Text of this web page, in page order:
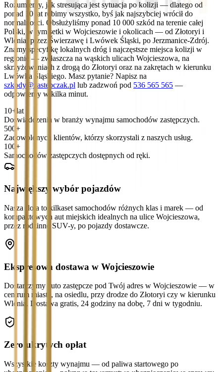
Rozumiemy, jak stresująca jest sytuacja po kolizji — dlatego od
ponad 10 lat robimy wszystko, byś jak najszybciej wrócił do
normalności. Obsłużyliśmy ponad 10 000 szkód na terenie całej
Polski, w tym setki w Wojcieszowie i okolicach — od Złotoryi i
Wlenia, przez Świerzawę i Lwówek Śląski, po Jerzmanice-Zdrój.
Znamy specyfikę lokalnych dróg i najczęstsze miejsca kolizji w
regionie — zwłaszcza na wąskich ulicach Wojcieszowa, na
skrzyżowaniach z drogą do Złotoryi oraz na zakrętach w kierunku
Lwówka Śląskiego. Masz pytanie? Napisz na
szkody@zastepczak.pl lub zadzwoń pod 536 565 565 —
odpowiemy w kilka minut.
10+ lat
Doświadczenia w branży wynajmu samochodów zastępczych.
500+
Zadowolonych klientów, którzy skorzystali z naszych usług.
100+
Samochodów zastępczych dostępnych od ręki.
Największy wybór pojazdów
Nasza flota to kilkaset samochodów różnych klas i marek — od
kompaktowych aut miejskich idealnych na ulice Wojcieszowa,
przez rodzinne SUV-y, po pojazdy dostawcze.
Ekspresowa dostawa w Wojcieszowie
Dostarczymy auto zastępcze pod Twój adres w Wojcieszowie — w
centrum miasta, na osiedlu, przy drodze do Złotoryi czy w kierunku
Wlenia. Dostawa gratis, 24 godziny na dobę, 7 dni w tygodniu.
Zero ukrytych opłat
Wszystkie koszty wynajmu — od paliwa startowego po